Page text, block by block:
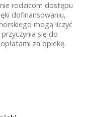
rodzicom dostępu
dofinansowaniu,
mogą liczyć
się do
za opiekę.